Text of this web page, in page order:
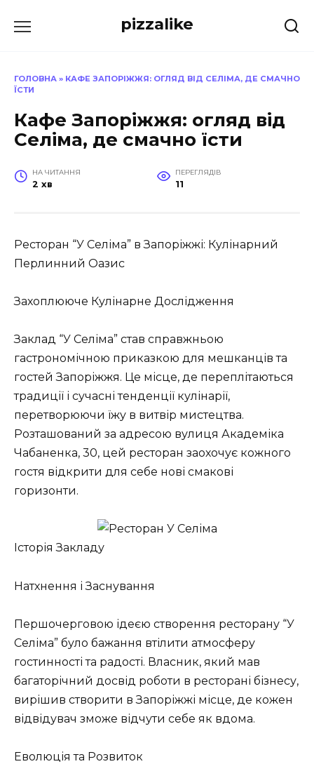
до
pizzalike
ГОЛОВНА » КАФЕ ЗАПОРІЖЖЯ: ОГЛЯД ВІД СЕЛІМА, ДЕ СМАЧНО
ЇСТИ
Кафе Запоріжжя: огляд від
Селіма, де смачно їсти
НА ЧИТАННЯ
2 хв
ПЕРЕГЛЯДІВ
11
Ресторан “У Селіма” в Запоріжжі: Кулінарний
Перлинний Оазис
Захоплююче Кулінарне Дослідження
Заклад “У Селіма” став справжньою
гастрономічною приказкою для мешканців та
гостей Запоріжжя. Це місце, де переплітаються
традиції і сучасні тенденції кулінарії,
перетворюючи їжу в витвір мистецтва.
Розташований за адресою вулиця Академіка
Чабаненка, 30, цей ресторан заохочує кожного
гостя відкрити для себе нові смакові
горизонти.
Історія Закладу
Натхнення і Заснування
Першочерговою ідеєю створення ресторану “У
Селіма” було бажання втілити атмосферу
гостинності та радості. Власник, який мав
багаторічний досвід роботи в ресторані бізнесу,
вирішив створити в Запоріжжі місце, де кожен
відвідувач зможе відчути себе як вдома.
Еволюція та Розвиток